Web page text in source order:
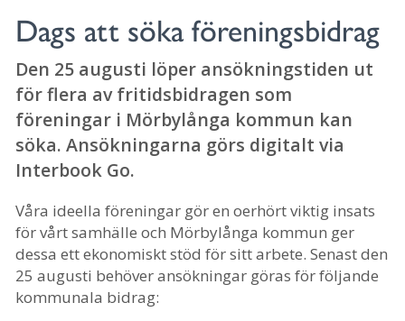
Dags att söka föreningsbidrag
Den 25 augusti löper ansökningstiden ut
för flera av fritidsbidragen som
föreningar i Mörbylånga kommun kan
söka. Ansökningarna görs digitalt via
Interbook Go.
Våra ideella föreningar gör en oerhört viktig insats
för vårt samhälle och Mörbylånga kommun ger
dessa ett ekonomiskt stöd för sitt arbete. Senast den
25 augusti behöver ansökningar göras för följande
kommunala bidrag: